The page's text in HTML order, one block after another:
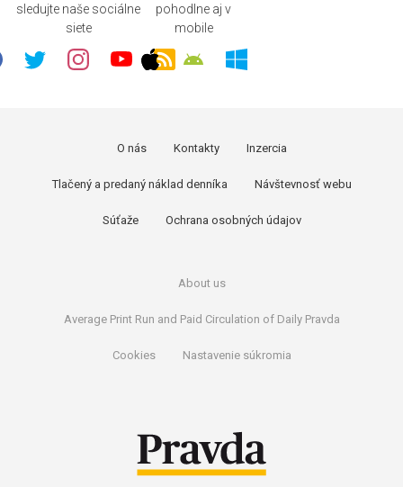
sledujte naše sociálne
siete
pohodlne aj v
mobile
O nás Kontakty Inzercia
Tlačený a predaný náklad denníka Návštevnosť webu
Súťaže Ochrana osobných údajov
About us
Average Print Run and Paid Circulation of Daily Pravda
Cookies Nastavenie súkromia